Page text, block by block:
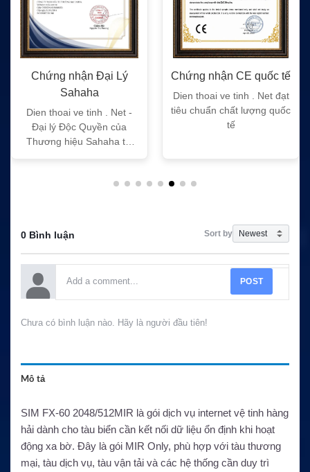
Chứng nhận Đại Lý
Sahaha
Dien thoai ve tinh . Net -
Đại lý Độc Quyền của
Thương hiệu Sahaha tại
Chứng nhận CE quốc tế
Dien thoai ve tinh . Net đạt
tiêu chuẩn chất lượng quốc
tế
0 Bình luận Sort by
POST
Chưa có bình luận nào. Hãy là người đầu tiên!
Mô tả
SIM FX-60 2048/512MIR là gói dịch vụ internet vệ tinh hàng
hải dành cho tàu biển cần kết nối dữ liệu ổn định khi hoạt
động xa bờ. Đây là gói MIR Only, phù hợp với tàu thương
mại, tàu dịch vụ, tàu vận tải và các hệ thống cần duy trì